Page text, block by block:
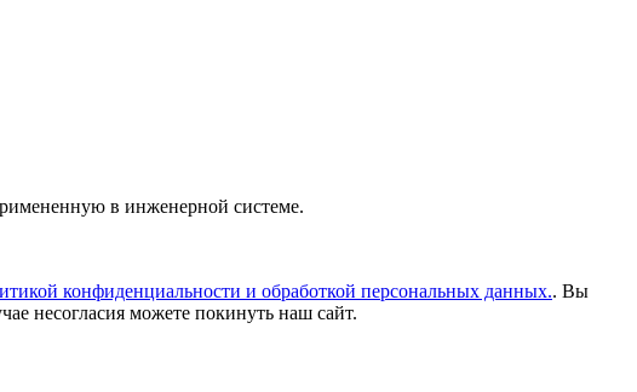
в инженерной системе.
конфиденциальности и обработкой персональных данных.. Вы
несогласия можете покинуть наш сайт.